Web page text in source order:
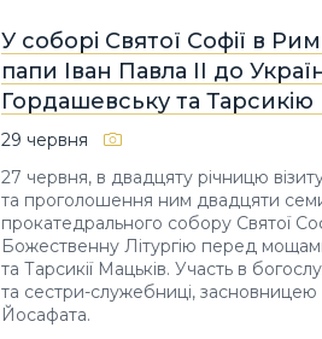
У соборі Святої Софії в
папи Іван Павла ІІ до
Гордашевську та Тарсикію
29 червня
27 червня, в двадцяту річницю
та проголошення ним двадцяти
прокатедрального собору Святої
Божественну Літургію перед
та Тарсикії Мацьків. Участь в
та сестри-служебниці,
Йосафата.